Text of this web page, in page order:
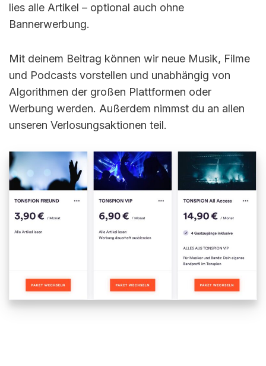
lies alle Artikel – optional auch ohne
Bannerwerbung.
Mit deinem Beitrag können wir neue Musik, Filme
und Podcasts vorstellen und unabhängig von
Algorithmen der großen Plattformen oder
Werbung werden. Außerdem nimmst du an allen
unseren Verlosungsaktionen teil.